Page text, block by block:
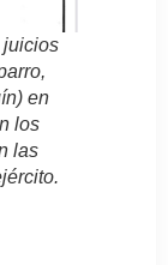
juicios
en
los
las